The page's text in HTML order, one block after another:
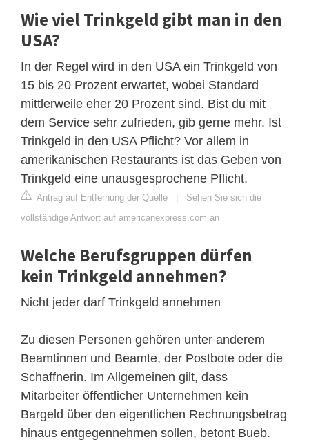
Wie viel Trinkgeld gibt man in den
USA?
In der Regel wird in den USA ein Trinkgeld von
15 bis 20 Prozent erwartet, wobei Standard
mittlerweile eher 20 Prozent sind. Bist du mit
dem Service sehr zufrieden, gib gerne mehr. Ist
Trinkgeld in den USA Pflicht? Vor allem in
amerikanischen Restaurants ist das Geben von
Trinkgeld eine unausgesprochene Pflicht.
Antrag auf Entfernung der Quelle | Sehen Sie sich die
vollständige Antwort auf americanexpress.com an
Welche Berufsgruppen dürfen
kein Trinkgeld annehmen?
Nicht jeder darf Trinkgeld annehmen
Zu diesen Personen gehören unter anderem
Beamtinnen und Beamte, der Postbote oder die
Schaffnerin. Im Allgemeinen gilt, dass
Mitarbeiter öffentlicher Unternehmen kein
Bargeld über den eigentlichen Rechnungsbetrag
hinaus entgegennehmen sollen, betont Bueb.